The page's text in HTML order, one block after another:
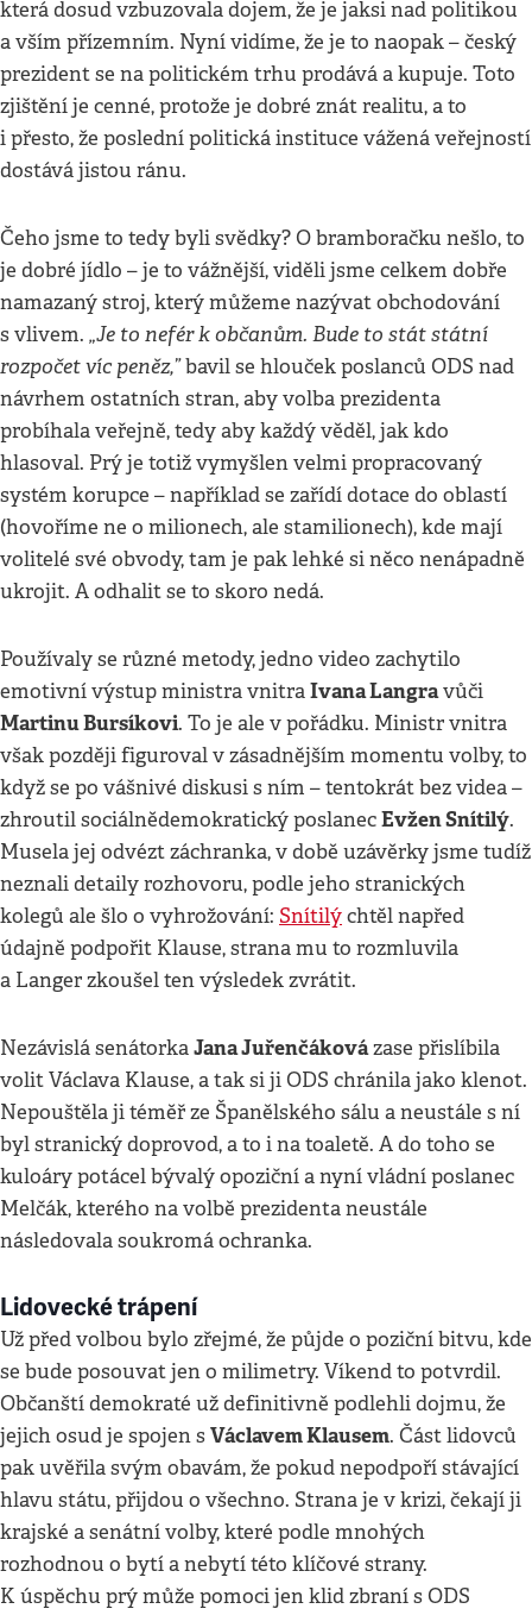
která dosud vzbuzovala dojem, že je jaksi nad politikou
a vším přízemním. Nyní vidíme, že je to naopak – český
prezident se na politickém trhu prodává a kupuje. Toto
zjištění je cenné, protože je dobré znát realitu, a to
i přesto, že poslední politická instituce vážená veřejností
dostává jistou ránu.
Čeho jsme to tedy byli svědky? O bramboračku nešlo, to
je dobré jídlo – je to vážnější, viděli jsme celkem dobře
namazaný stroj, který můžeme nazývat obchodování
s vlivem. „Je to nefér k občanům. Bude to stát státní
rozpočet víc peněz,”bavil se hlouček poslanců ODS nad
návrhem ostatních stran, aby volba prezidenta
probíhala veřejně, tedy aby každý věděl, jak kdo
hlasoval. Prý je totiž vymyšlen velmi propracovaný
systém korupce – například se zařídí dotace do oblastí
(hovoříme ne o milionech, ale stamilionech), kde mají
volitelé své obvody, tam je pak lehké si něco nenápadně
ukrojit. A odhalit se to skoro nedá.
Používaly se různé metody, jedno video zachytilo
emotivní výstup ministra vnitraIvana Langravůči
Martinu Bursíkovi. To je ale v pořádku. Ministr vnitra
však později figuroval v zásadnějším momentu volby, to
když se po vášnivé diskusi s ním – tentokrát bez videa –
zhroutil sociálnědemokratický poslanecEvžen Snítilý.
Musela jej odvézt záchranka, v době uzávěrky jsme tudíž
neznali detaily rozhovoru, podle jeho stranických
kolegů ale šlo o vyhrožování: Snítilýchtěl napřed
údajně podpořit Klause, strana mu to rozmluvila
a Langer zkoušel ten výsledek zvrátit.
Nezávislá senátorkaJana Juřenčákovázase přislíbila
volit Václava Klause, a tak si ji ODS chránila jako klenot.
Nepouštěla ji téměř ze Španělského sálu a neustále s ní
byl stranický doprovod, a to i na toaletě. A do toho se
kuloáry potácel bývalý opoziční a nyní vládní poslanec
Melčák, kterého na volbě prezidenta neustále
následovala soukromá ochranka.
Lidovecké trápení
Už před volbou bylo zřejmé, že půjde o poziční bitvu, kde
se bude posouvat jen o milimetry. Víkend to potvrdil.
Občanští demokraté už definitivně podlehli dojmu, že
jejich osud je spojen sVáclavem Klausem. Část lidovců
pak uvěřila svým obavám, že pokud nepodpoří stávající
hlavu státu, přijdou o všechno. Strana je v krizi, čekají ji
krajské a senátní volby, které podle mnohých
rozhodnou o bytí a nebytí této klíčové strany.
K úspěchu prý může pomoci jen klid zbraní s ODS